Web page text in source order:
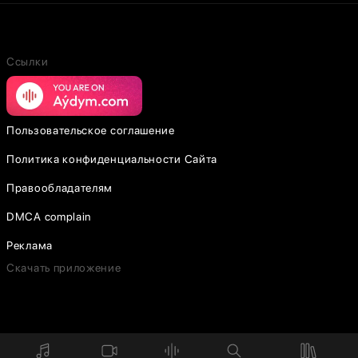
Ссылки
Пользовательское соглашение
Политика конфиденциальности Сайта
Правообладателям
DMCA complain
Реклама
Скачать приложение